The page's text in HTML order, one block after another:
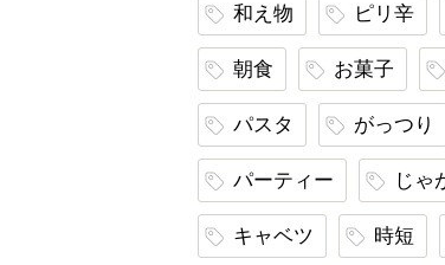
和え物 ピリ辛
朝食 お菓子
パスタ がっつり
パーティー じゃ
キャベツ 時短